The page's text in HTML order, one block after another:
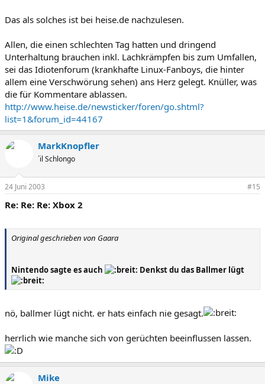
Das als solches ist bei heise.de nachzulesen.
Allen, die einen schlechten Tag hatten und dringend
Unterhaltung brauchen inkl. Lachkrämpfen bis zum Umfallen,
sei das Idiotenforum (krankhafte Linux-Fanboys, die hinter
allem eine Verschwörung sehen) ans Herz gelegt. Knüller, was
die für Kommentare ablassen.
http://www.heise.de/newsticker/foren/go.shtml?
list=1&forum_id=44167
MarkKnopfler
´il Schlongo
24 Juni 2003 #15
Re: Re: Re: Xbox 2
Original geschrieben von Gaara
Nintendo sagte es auch Denkst du das Ballmer lügt
nö, ballmer lügt nicht. er hats einfach nie gesagt.
herrlich wie manche sich von gerüchten beeinflussen lassen.
Mike